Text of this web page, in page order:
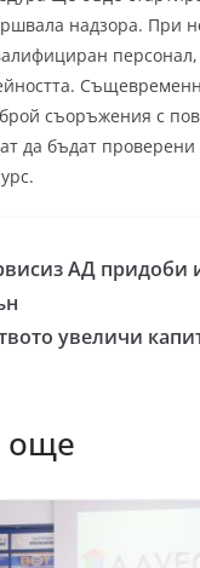
надзора. При
персонал,
съоръжения с
да бъдат
АД придоби
увеличи
още